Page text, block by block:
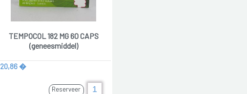
TEMPOCOL 182 MG 60 CAPS
(geneesmiddel)
20,86 �
Reserveer